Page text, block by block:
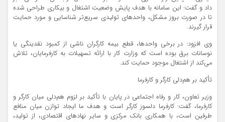
داد و گفت: این سامانه با هدف پایش وضعیت اشتغال و بیکاری طراحی شده
تا در صورت بروز مشکل، واحدهای تولیدی سریع‌تر شناسایی و مورد حمایت
قرار گیرند.
وی افزود: در برخی واحدها، قطع بیمه کارگران ناشی از کمبود نقدینگی یا
نوسانات برق بوده است که وزارت کار با ارائه تسهیلات به کارفرمایان، تلاش
می‌کند از اشتغال موجود حمایت کند.
تأکید بر هم‌دلی کارگر و کارفرما
وزیر تعاون، کار و رفاه اجتماعی در پایان با تأکید بر لزوم هم‌دلی میان کارگر و
کارفرما، گفت: کارفرما دلسوز کارگر است و هدف ما ایجاد توازن میان منافع
طرفین است، با همکاری بانک مرکزی و سایر نهادهای اقتصادی، از تولید،